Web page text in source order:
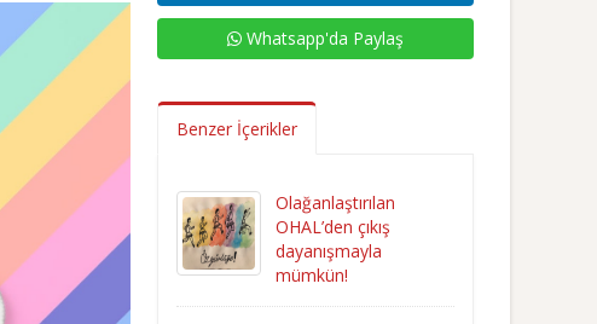
Whatsapp'da Paylaş
Benzer İçerikler
Olağanlaştırılan
OHAL’den çıkış
dayanışmayla
mümkün!